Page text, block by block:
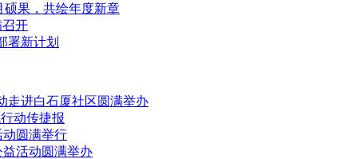
硕果，共绘年度新章
召开
署新计划
进白石厦社区圆满举办
动传捷报
动圆满举行
活动圆满举办